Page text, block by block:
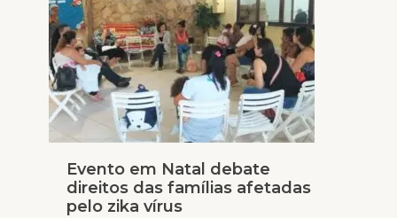
Evento em Natal debate
direitos das famílias afetadas
pelo zika vírus